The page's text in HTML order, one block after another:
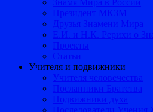
Знамя Мира в России
Президент МКЗМ
Друзья Знамени Мира
Е.И. и Н.К. Рерихи о
Проекты
Статьи
Учителя и подвижники
Учителя человечества
Посланники Братства
Подвижники духа
Последователи